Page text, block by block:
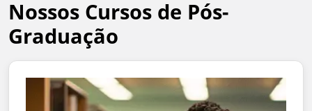
Nossos Cursos de Pós-
Graduação